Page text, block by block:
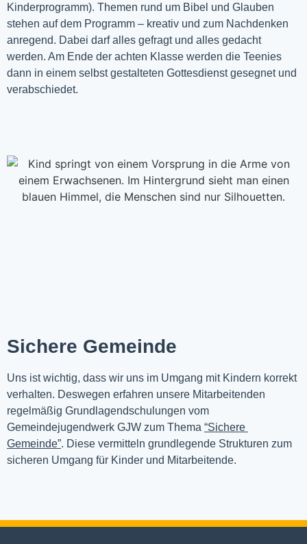
Kinderprogramm). Themen rund um Bibel und Glauben
stehen auf dem Programm – kreativ und zum Nachdenken
anregend. Dabei darf alles gefragt und alles gedacht
werden. Am Ende der achten Klasse werden die Teenies
dann in einem selbst gestalteten Gottesdienst gesegnet und
verabschiedet.
Sichere Gemeinde
Uns ist wichtig, dass wir uns im Umgang mit Kindern korrekt
verhalten. Deswegen erfahren unsere Mitarbeitenden
regelmäßig Grundlagendschulungen vom
Gemeindejugendwerk GJW zum Thema “Sichere
Gemeinde”. Diese vermitteln grundlegende Strukturen zum
sicheren Umgang für Kinder und Mitarbeitende.